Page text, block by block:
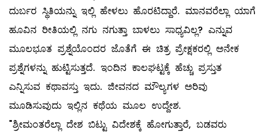
ದುರ್ಬರ ಸ್ಥಿತಿಯನ್ನು ಇಲ್ಲಿ ಹೇಳಲು ಹೊರಟಿದ್ದಾರೆ. ಮಾನವರೆಲ್ಲಾ ಯಾಗೆ
ಹೂವಿನ ರೀತಿಯಲ್ಲಿ ನಗು ನಗುತ್ತಾ ಬಾಳಲು ಸಾಧ್ಯವಿಲ್ಲ? ಎನ್ನುವ
ಮೂಲಭೂತ ಪ್ರಶ್ನೆಯೊಂದರ ಜೊತೆಗೆ ಈ ಚಿತ್ರ ಪ್ರೇಕ್ಷಕರಲ್ಲಿ ಅನೇಕ
ಪ್ರಶ್ನೆಗಳನ್ನು ಹುಟ್ಟಿಸುತ್ತದೆ. ಇಂದಿನ ಕಾಲಘಟ್ಟಕ್ಕೆ ಹೆಚ್ಚು ಪ್ರಸ್ತುತ
ಎನ್ನಿಸುವ ಕಥಾವಸ್ತು ಇದು. ಜೀವನದ ಮೌಲ್ಯಗಳ ಅರಿವು
ಮೂಡಿಸುವುದು ಇಲ್ಲಿನ ಕಥೆಯ ಮೂಲ ಉದ್ದೇಶ.
"ಶ್ರೀಮಂತರೆಲ್ಲಾ ದೇಶ ಬಿಟ್ಟು ವಿದೇಶಕ್ಕೆ ಹೋಗುತ್ತಾರೆ, ಬಡವರು